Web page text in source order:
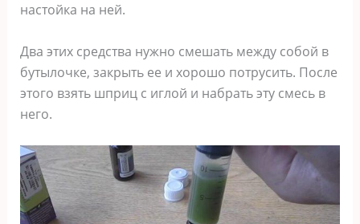
настойка на ней.
Два этих средства нужно смешать между собой в
бутылочке, закрыть ее и хорошо потрусить. После
этого взять шприц с иглой и набрать эту смесь в
него.